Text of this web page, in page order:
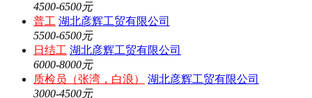
4500-6500元
普工 湖北彦辉工贸有限公司
5500-6500元
日结工 湖北彦辉工贸有限公司
6000-8000元
质检员（张湾，白浪）
湖北彦辉工贸有限公司
3000-4500元